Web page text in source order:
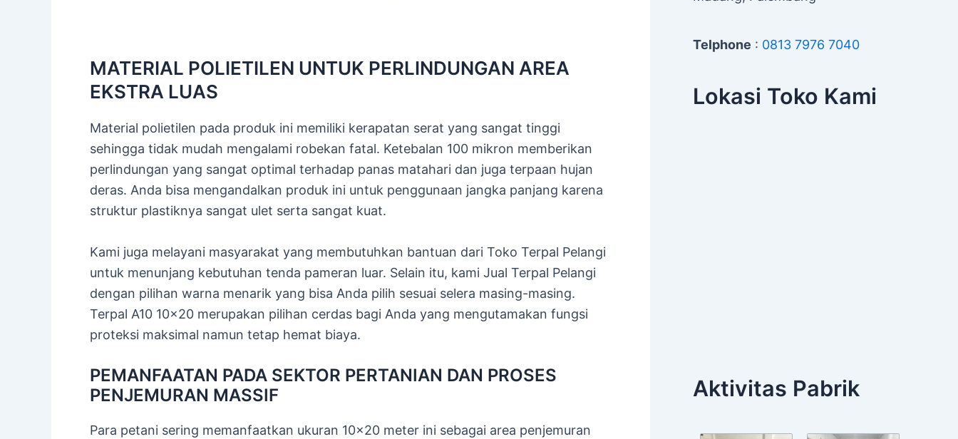
MATERIAL POLIETILEN UNTUK PERLINDUNGAN AREA
EKSTRA LUAS
Material polietilen pada produk ini memiliki kerapatan serat yang sangat tinggi
sehingga tidak mudah mengalami robekan fatal. Ketebalan 100 mikron memberikan
perlindungan yang sangat optimal terhadap panas matahari dan juga terpaan hujan
deras. Anda bisa mengandalkan produk ini untuk penggunaan jangka panjang karena
struktur plastiknya sangat ulet serta sangat kuat.
Kami juga melayani masyarakat yang membutuhkan bantuan dari Toko Terpal Pelangi
untuk menunjang kebutuhan tenda pameran luar. Selain itu, kami Jual Terpal Pelangi
dengan pilihan warna menarik yang bisa Anda pilih sesuai selera masing-masing.
Terpal A10 10×20 merupakan pilihan cerdas bagi Anda yang mengutamakan fungsi
proteksi maksimal namun tetap hemat biaya.
PEMANFAATAN PADA SEKTOR PERTANIAN DAN PROSES
PENJEMURAN MASSIF
Para petani sering memanfaatkan ukuran 10×20 meter ini sebagai area penjemuran
Telphone : 0813 7976 7040
Lokasi Toko Kami
Aktivitas Pabrik